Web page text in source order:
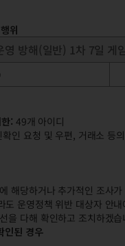
위
영 방해(일반) 1차 7일 게
: 49개 아이디
인 요청 및 우편, 거래소 등
해당하거나 추가적인 조사
도 운영정책 위반 대상자 안
을 다해 확인하고 조치하겠
인된 경우